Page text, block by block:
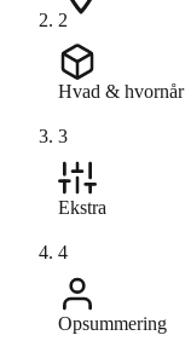
2
Hvad & hvornår
3
Ekstra
4
Opsummering